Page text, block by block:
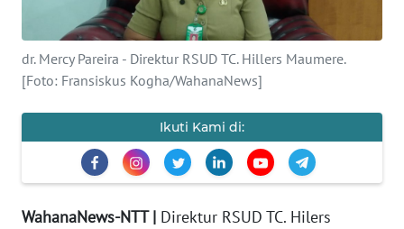
dr. Mercy Pareira - Direktur RSUD TC. Hillers Maumere.
[Foto: Fransiskus Kogha/WahanaNews]
Ikuti Kami di:
WahanaNews-NTT | Direktur RSUD TC. Hilers
KAMI
IKLAN